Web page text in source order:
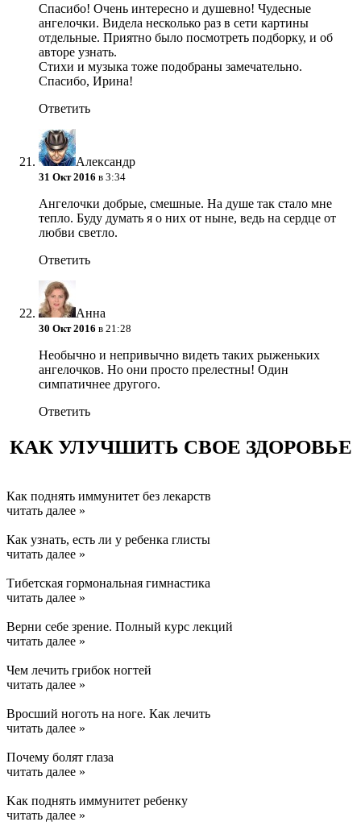
Спасибо! Очень интересно и душевно! Чудесные
ангелочки. Видела несколько раз в сети картины
отдельные. Приятно было посмотреть подборку, и об
авторе узнать.
Стихи и музыка тоже подобраны замечательно.
Спасибо, Ирина!
Ответить
Александр
31 Окт 2016 в 3:34
Ангелочки добрые, смешные. На душе так стало мне
тепло. Буду думать я о них от ныне, ведь на сердце от
любви светло.
Ответить
Анна
30 Окт 2016 в 21:28
Необычно и непривычно видеть таких рыженьких
ангелочков. Но они просто прелестны! Один
симпатичнее другого.
Ответить
КАК УЛУЧШИТЬ СВОЕ ЗДОРОВЬЕ
Как поднять иммунитет без лекарств
читать далее »
Как узнать, есть ли у ребенка глисты
читать далее »
Тибетская гормональная гимнастика
читать далее »
Верни себе зрение. Полный курс лекций
читать далее »
Чем лечить грибок ногтей
читать далее »
Вросший ноготь на ноге. Как лечить
читать далее »
Почему болят глаза
читать далее »
Kак поднять иммунитет ребенку
читать далее »